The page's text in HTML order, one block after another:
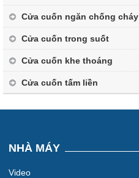
Cửa cuốn ngăn chống cháy
Cửa cuốn trong suốt
Cửa cuốn khe thoáng
Cửa cuốn tấm liền
NHÀ MÁY
Video